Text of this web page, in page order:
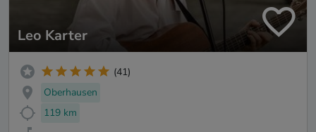
Leo Karter
(41)
Oberhausen
119 km